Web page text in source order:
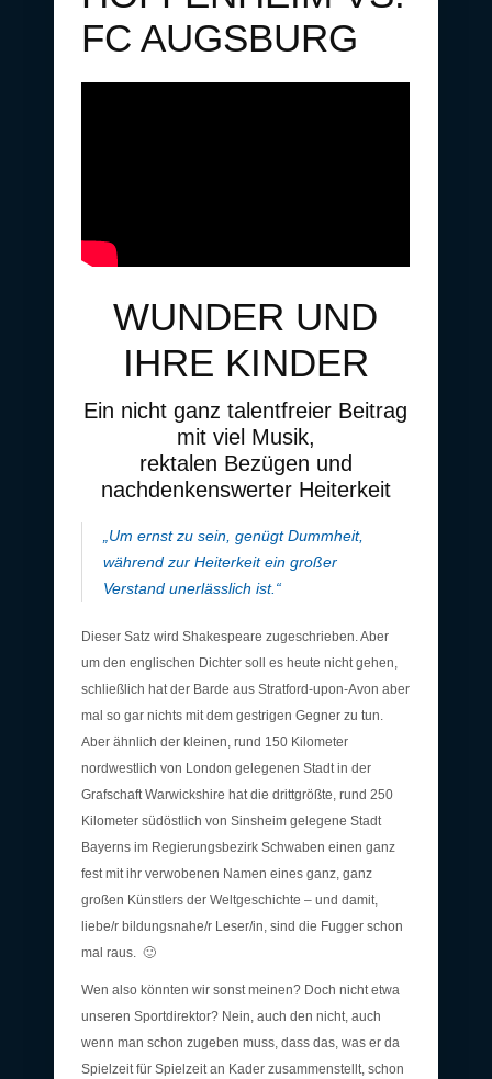
FC AUGSBURG
WUNDER UND
IHRE KINDER
Ein nicht ganz talentfreier Beitrag
mit viel Musik,
rektalen Bezügen und
nachdenkenswerter Heiterkeit
„Um ernst zu sein, genügt Dummheit,
während zur Heiterkeit ein großer
Verstand unerlässlich ist.“
Dieser Satz wird Shakespeare zugeschrieben. Aber
um den englischen Dichter soll es heute nicht gehen,
schließlich hat der Barde aus Stratford-upon-Avon aber
mal so gar nichts mit dem gestrigen Gegner zu tun.
Aber ähnlich der kleinen, rund 150 Kilometer
nordwestlich von London gelegenen Stadt in der
Grafschaft Warwickshire hat die drittgrößte, rund 250
Kilometer südöstlich von Sinsheim gelegene Stadt
Bayerns im Regierungsbezirk Schwaben einen ganz
fest mit ihr verwobenen Namen eines ganz, ganz
großen Künstlers der Weltgeschichte – und damit,
liebe/r bildungsnahe/r Leser/in, sind die Fugger schon
mal raus. 🙂
Wen also könnten wir sonst meinen? Doch nicht etwa
unseren Sportdirektor? Nein, auch den nicht, auch
wenn man schon zugeben muss, dass das, was er da
Spielzeit für Spielzeit an Kader zusammenstellt, schon